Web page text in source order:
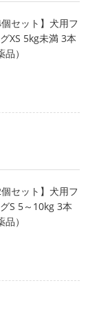
セット】犬用フ
XS 5kg未満 3本
）
セット】犬用フ
S 5～10kg 3本
）